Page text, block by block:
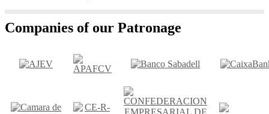
Companies of our Patronage